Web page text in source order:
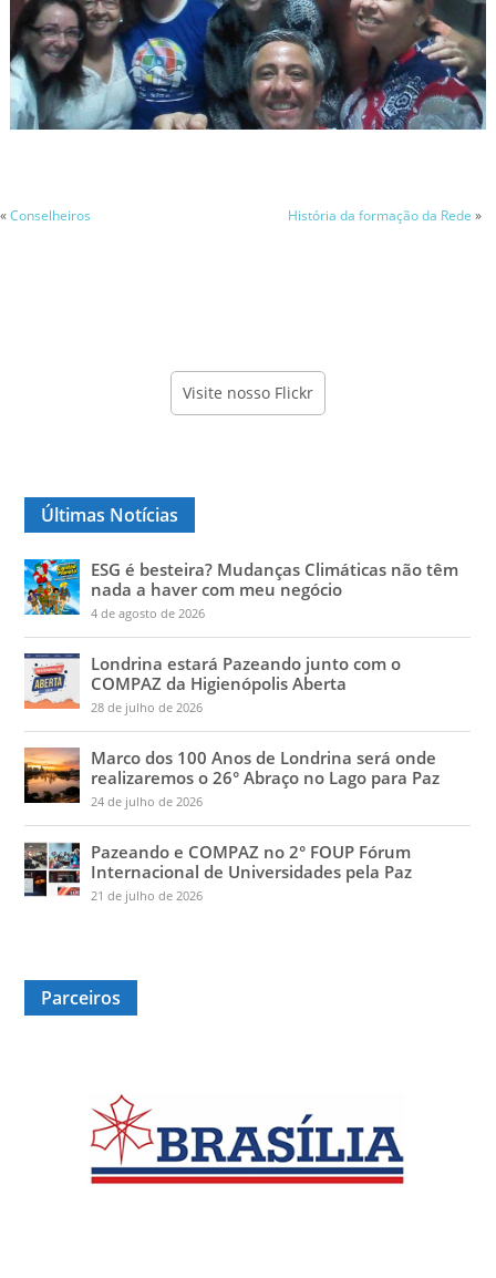
«Conselheiros História da formação da Rede »
Visite nosso Flickr
Últimas Notícias
ESG é besteira? Mudanças Climáticas não têm
nada a haver com meu negócio
4 de agosto de 2026
Londrina estará Pazeando junto com o
COMPAZ da Higienópolis Aberta
28 de julho de 2026
Marco dos 100 Anos de Londrina será onde
realizaremos o 26° Abraço no Lago para Paz
24 de julho de 2026
Pazeando e COMPAZ no 2° FOUP Fórum
Internacional de Universidades pela Paz
21 de julho de 2026
Parceiros